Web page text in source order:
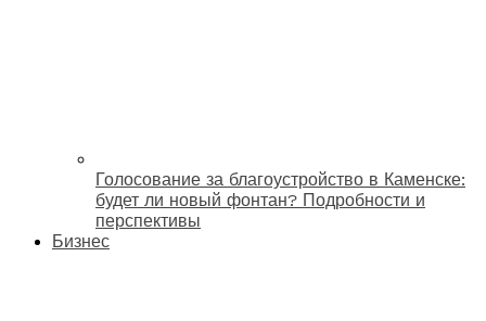
Голосование за благоустройство в Каменске:
будет ли новый фонтан? Подробности и
перспективы
Бизнес